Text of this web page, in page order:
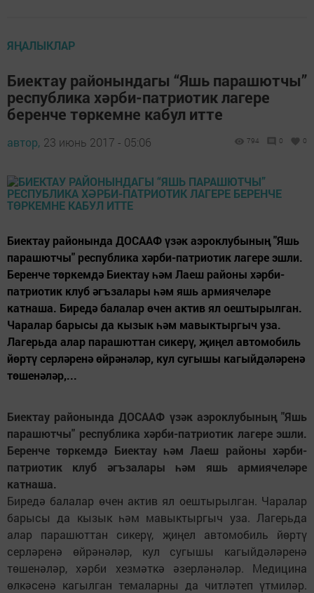
ЯҢАЛЫКЛАР
Биектау районындагы “Яшь парашютчы”
республика хәрби-патриотик лагере
беренче төркемне кабул итте
автор, 23 июнь 2017 - 05:06 794 0 0
Биектау районында ДОСААФ үзәк аэроклубының "Яшь
парашютчы" республика хәрби-патриотик лагере эшли.
Беренче төркемдә Биектау һәм Лаеш районы хәрби-
патриотик клуб әгъзалары һәм яшь армиячеләре
катнаша. Биредә балалар өчен актив ял оештырылган.
Чаралар барысы да кызык һәм мавыктыргыч уза.
Лагерьда алар парашюттан сикерү, җиңел автомобиль
йөртү серләренә өйрәнәләр, кул сугышы кагыйдәләренә
төшенәләр,...
Биектау районында ДОСААФ үзәк аэроклубының "Яшь
парашютчы" республика хәрби-патриотик лагере эшли.
Беренче төркемдә Биектау һәм Лаеш районы хәрби-
патриотик клуб әгъзалары һәм яшь армиячеләре
катнаша.
Биредә балалар өчен актив ял оештырылган. Чаралар
барысы да кызык һәм мавыктыргыч уза. Лагерьда
алар парашюттан сикерү, җиңел автомобиль йөртү
серләренә өйрәнәләр, кул сугышы кагыйдәләренә
төшенәләр, хәрби хезмәткә әзерләнәләр. Медицина
өлкәсенә кагылган темаларны да читләтеп үтмиләр.